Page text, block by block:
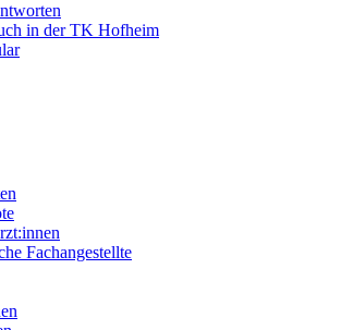
in der TK Hofheim
Fachangestellte